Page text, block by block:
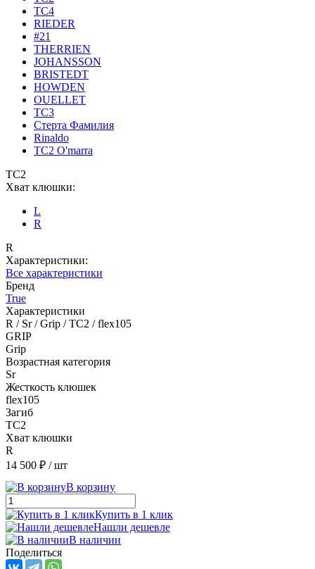
TC4
RIEDER
#21
THERRIEN
JOHANSSON
BRISTEDT
HOWDEN
OUELLET
TC3
Стерта Фамилия
Rinaldo
TC2 O'marra
TC2
Хват клюшки:
L
R
R
Характеристики:
Все характеристики
Бренд
True
Характеристики
R / Sr / Grip / TC2 / flex105
GRIP
Grip
Возрастная категория
Sr
Жесткость клюшек
flex105
Загиб
TC2
Хват клюшки
R
14 500 ₽ / шт
В корзину
Купить в 1 клик
Нашли дешевле
В наличии
Поделиться